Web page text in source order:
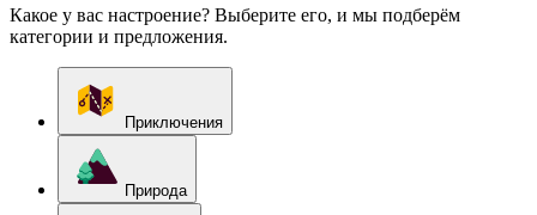
Какое у вас настроение? Выберите его, и мы подберём
категории и предложения.
Приключения
Природа